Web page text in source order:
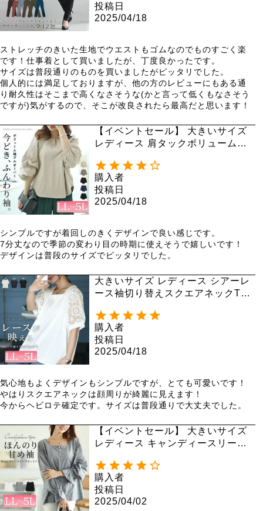
投稿日
2025/04/18
ストレッチのきいた生地でウエストもゴムなのでものすごく楽
です！仕事着として買いましたが、丁度良かったです。
サイズは普段通りのものを買いましたがピッタリでした。
個人的には満足しておりますが、他の方のレビューにもある通
り耐久性はそこまで高くなさそうな(かと言って低くもなさそう
ですが)気がするので、そこが改良されたら最高だと思います！
【イベントセール】 大きいサイズ
レディース 肩タックボリュームス
aru-30054 【メール便可】
購入者
投稿日
2025/04/18
シンプルですが着回しのきくデザインで良い感じです。
7分丈なので季節の変わり目の時期に使えそうで嬉しいです！
デザインは普段のサイズでピッタリでした。
大きいサイズ レディース シアーレ
ース袖切り替えスクエアネックTシ
購入者
投稿日
2025/04/18
気心地もよくデザインもシンプルですが、とても可愛いです！
やはりスクエアネックは顔周りが綺麗に見えます！
今からヘビロテ確定です。サイズは普段通りで大丈夫でした。
【イベントセール】 大きいサイズ
レディース キャンディースリーブ
購入者
投稿日
2025/04/02